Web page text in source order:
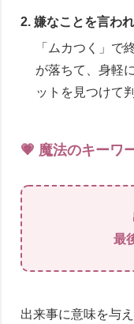
2. 嫌なことを言わ
「ムカつく」で
が落ちて、身軽
ットを見つけて
💗 魔法のキーワ
最
出来事に意味を与